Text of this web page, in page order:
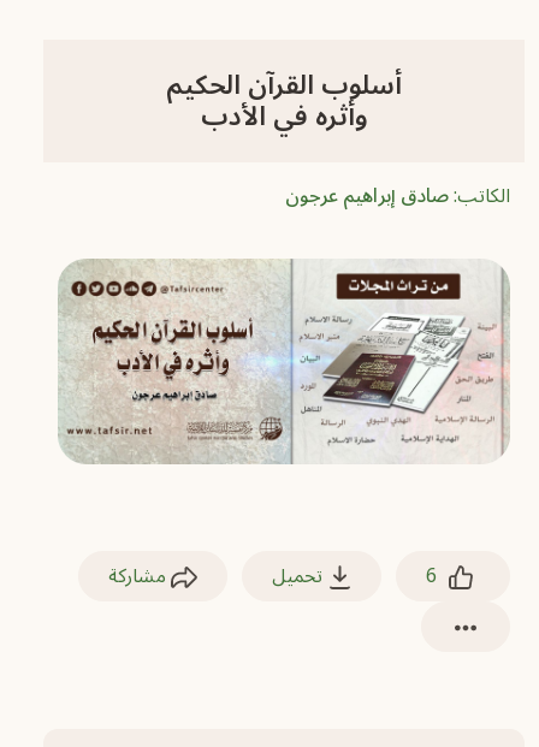
أسلوب القرآن الحكيم
وأثره في الأدب
الكاتب:صادق إبراهيم عرجون
6 تحميل مشاركة